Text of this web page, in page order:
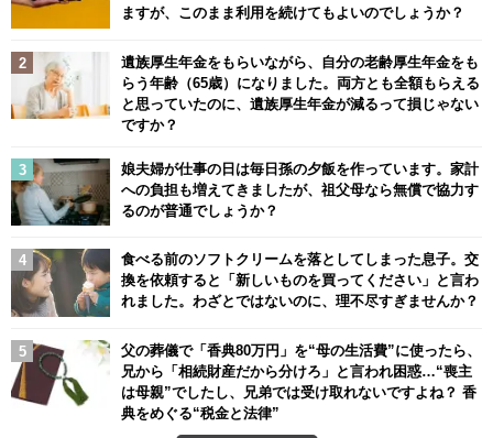
ますが、このまま利用を続けてもよいのでしょうか？
遺族厚生年金をもらいながら、自分の老齢厚生年金をも
らう年齢（65歳）になりました。両方とも全額もらえる
と思っていたのに、遺族厚生年金が減るって損じゃない
ですか？
娘夫婦が仕事の日は毎日孫の夕飯を作っています。家計
への負担も増えてきましたが、祖父母なら無償で協力す
るのが普通でしょうか？
食べる前のソフトクリームを落としてしまった息子。交
換を依頼すると「新しいものを買ってください」と言わ
れました。わざとではないのに、理不尽すぎませんか？
父の葬儀で「香典80万円」を“母の生活費”に使ったら、
兄から「相続財産だから分けろ」と言われ困惑…“喪主
は母親”でしたし、兄弟では受け取れないですよね？ 香
典をめぐる“税金と法律”